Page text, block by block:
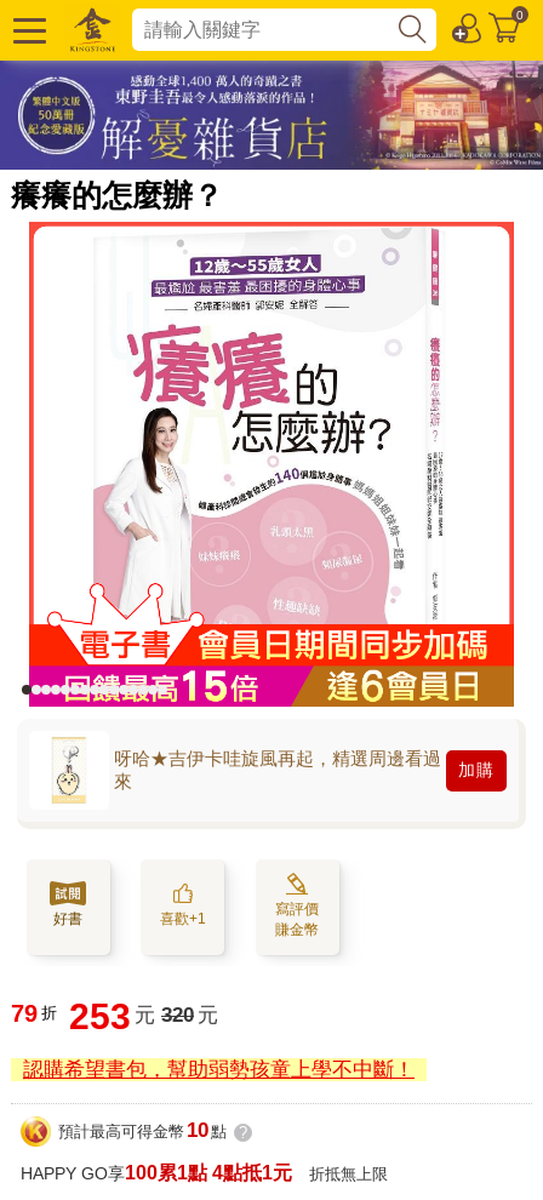
0
癢癢的怎麼辦？
呀哈★吉伊卡哇旋風再起，精選周邊看過
來
加購
好書 喜歡+1
寫評價
賺金幣
79 折 253 元 320 元
認購希望書包，幫助弱勢孩童上學不中斷！
預計最高可得金幣 10點 ?
HAPPY GO享100累1點 4點抵1元 折抵無上限